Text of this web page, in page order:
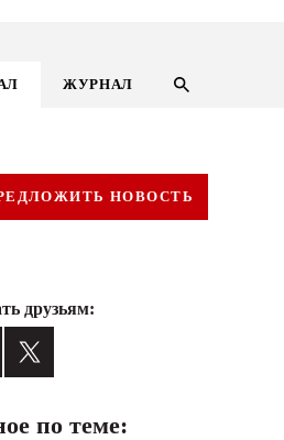
ЖУРНАЛ
ГОРОДСКОЙ ПОРТАЛ
НОВОСТЬ
друзьям:
по теме: